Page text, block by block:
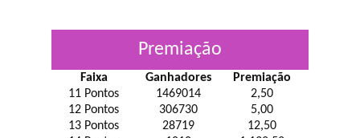
Premiação
Faixa Ganhadores
Premiação
11 Pontos
1469014
2,50
12 Pontos
306730
5,00
13 Pontos
28719
12,50